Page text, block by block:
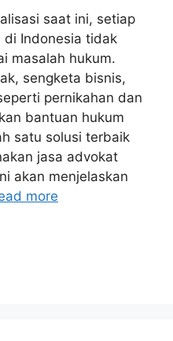
saat ini, setiap
di Indonesia tidak
masalah hukum.
sengketa bisnis,
pernikahan dan
bantuan hukum
satu solusi terbaik
jasa advokat
akan menjelaskan
more